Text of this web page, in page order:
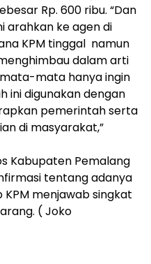
Rp. 600 ribu. “Dan
arahkan ke agen di
KPM tinggal namun
dalam arti
mata hanya ingin
ini digunakan dengan
pemerintah serta
di masyarakat,”
Kabupaten Pemalang
tentang adanya
menjawab singkat
( Joko